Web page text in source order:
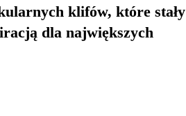
klifów, które stały
dla największych